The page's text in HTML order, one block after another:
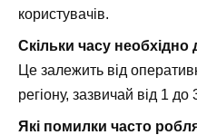
користувачів.
Скільки часу
Це залежить від
регіону, зазвичай від 1 до
Які помилки часто